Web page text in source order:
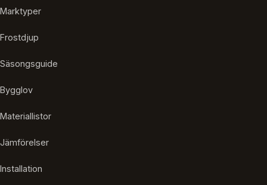
Marktyper
Frostdjup
Säsongsguide
Bygglov
Materiallistor
Jämförelser
Installation